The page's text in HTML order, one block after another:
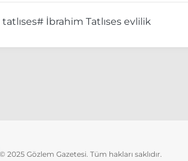
# İbrahim Tatlıses evlilik
© 2025 Gözlem Gazetesi. Tüm hakları saklıdır.